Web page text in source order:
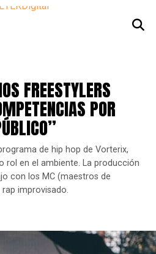
FREESTYLERS
POR
de hip hop de Vorterix,
rol en el ambiente. La producción
con los MC (maestros de
improvisado.